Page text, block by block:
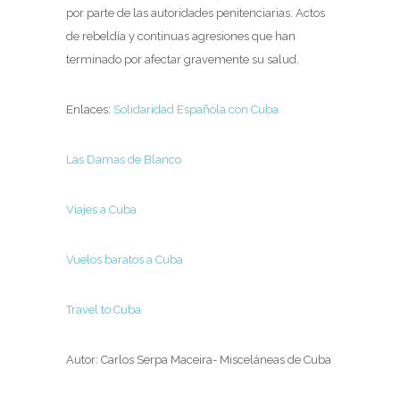
por parte de las autoridades penitenciarias. Actos
de rebeldía y continuas agresiones que han
terminado por afectar gravemente su salud.
Enlaces: Solidaridad Española con Cuba
Las Damas de Blanco
Viajes a Cuba
Vuelos baratos a Cuba
Travel to Cuba
Autor: Carlos Serpa Maceira- Misceláneas de Cuba